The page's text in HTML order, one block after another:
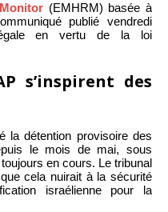
(EMHRM) basée à
publié vendredi
en vertu de la loi
s’inspirent des
la détention provisoire des
le mois de mai, sous
en cours. Le tribunal
cela nuirait à la sécurité
israélienne pour la